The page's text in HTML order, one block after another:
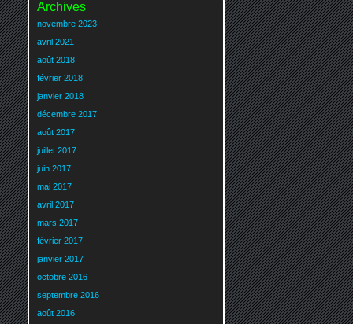
Archives
novembre 2023
avril 2021
août 2018
février 2018
janvier 2018
décembre 2017
août 2017
juillet 2017
juin 2017
mai 2017
avril 2017
mars 2017
février 2017
janvier 2017
octobre 2016
septembre 2016
août 2016